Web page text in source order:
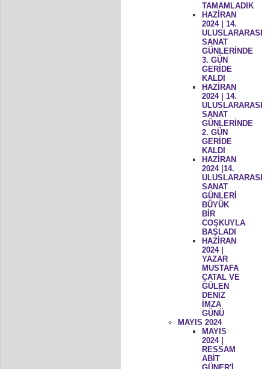
TAMAMLADIK
HAZİRAN
2024 | 14.
ULUSLARARASI
SANAT
GÜNLERİNDE
3. GÜN
GERİDE
KALDI
HAZİRAN
2024 | 14.
ULUSLARARASI
SANAT
GÜNLERİNDE
2. GÜN
GERİDE
KALDI
HAZİRAN
2024 |14.
ULUSLARARASI
SANAT
GÜNLERİ
BÜYÜK
BİR
COŞKUYLA
BAŞLADI
HAZİRAN
2024 |
YAZAR
MUSTAFA
ÇATAL VE
GÜLEN
DENİZ
İMZA
GÜNÜ
MAYIS 2024
MAYIS
2024 |
RESSAM
ABİT